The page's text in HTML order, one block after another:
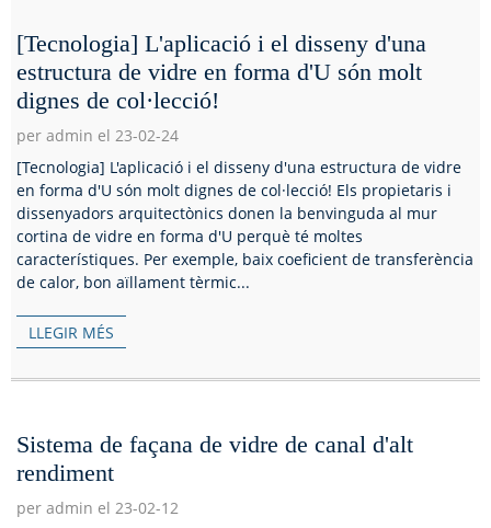
[Tecnologia] L'aplicació i el disseny d'una
estructura de vidre en forma d'U són molt
dignes de col·lecció!
per admin el 23-02-24
[Tecnologia] L'aplicació i el disseny d'una estructura de vidre
en forma d'U són molt dignes de col·lecció! Els propietaris i
dissenyadors arquitectònics donen la benvinguda al mur
cortina de vidre en forma d'U perquè té moltes
característiques. Per exemple, baix coeficient de transferència
de calor, bon aïllament tèrmic...
LLEGIR MÉS
Sistema de façana de vidre de canal d'alt
rendiment
per admin el 23-02-12